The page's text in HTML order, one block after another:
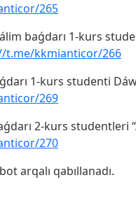
265
baǵdarı 1-kurs
t.me/kkmianticor/266
1-kurs studenti
269
2-kurs studentleri
270
arqalı qabıllanadı.